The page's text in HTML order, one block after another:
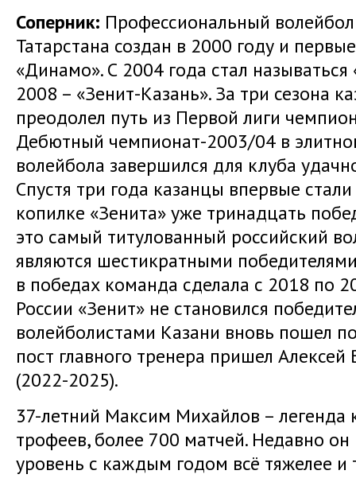
Соперник: Профессиональный
Татарстана создан в 2000 году и
«Динамо». С 2004 года стал называться
2008 – «Зенит-Казань». За три сезона
преодолел путь из Первой лиги
Дебютный чемпионат-2003/04 в
волейбола завершился для клуба
Спустя три года казанцы впервые
копилке «Зенита» уже тринадцать
это самый титулованный российский
являются шестикратными
в победах команда сделала с 2018 по
России «Зенит» не становился
волейболистами Казани вновь пошел
пост главного тренера пришел
(2022-2025).
37-летний Максим Михайлов – легенда
трофеев, более 700 матчей. Недавно он
уровень с каждым годом всё тяжелее и